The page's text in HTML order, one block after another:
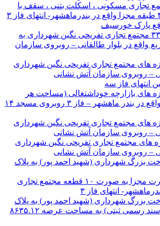
مجتمع تجاری مسکونی ، اسکلت بتنی ، سقف با
پارک خورسیف
اجاره مغازه شماره ۳۳ مجتمع تجاری تفریحی نگین شهرداری به
مترمربع واقع در بلوار طالقانی – روبروی سازمان
از مغازه های مجتمع تجاری تفریحی نگین شهرداری
– روبروی سازمان آتش نشانی
انتهای فاز سه
از مغازه های بازارچه خوداشتغالی (مساحت هر
مغازه ۱۲ مترمربع) واقع در بندر ماهشهر – فاز ۳ روبروی مسجد ۱۴
از مغازه های مجتمع تجاری تفریحی نگین شهرداری
– روبروی سازمان آتش نشانی
های مجتمع تجاری تفریحی نگین شهرداری
– روبروی سازمان آتش نشانی
بزرگ شهرداری (شهید احمد پور) به پلاک
فروش قطعات بصورت مجزا به صورت ۱۰ قطعه مجتمع تجاری
انتهای فاز ۳
بزرگ شهرداری (شهید احمد پور) به پلاک
ثبتی ۲۵۳۵/۱ (دارای سند رسمی ثبتی) به مساحت عرصه ۸۶۳۵.۱۲